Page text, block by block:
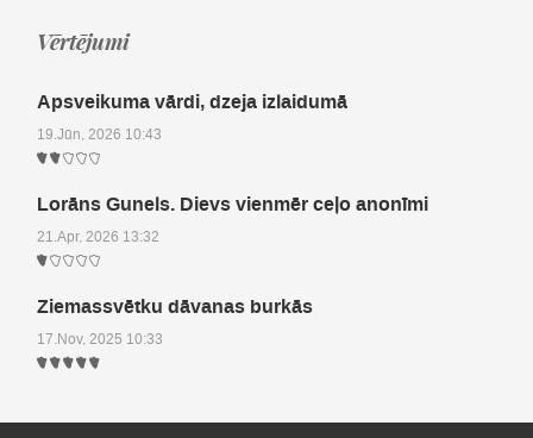
Vērtējumi
Apsveikuma vārdi, dzeja izlaidumā
19.Jūn, 2026 10:43
Lorāns Gunels. Dievs vienmēr ceļo anonīmi
21.Apr, 2026 13:32
Ziemassvētku dāvanas burkās
17.Nov, 2025 10:33